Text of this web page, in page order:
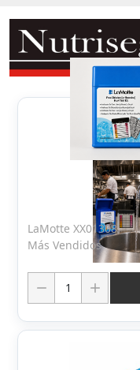
LaMotte XX01308
Más Vendidos